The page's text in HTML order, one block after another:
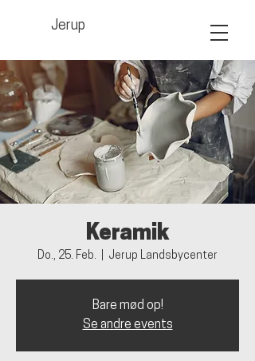
Jerup
Keramik
Do., 25. Feb. Jerup Landsbycenter
Bare mød op!
Se andre events